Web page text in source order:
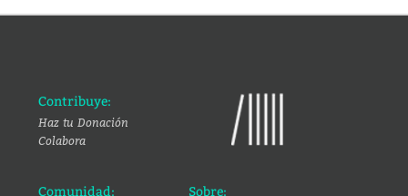
Contribuye:
Haz tu Donación
Colabora
Comunidad: Sobre: